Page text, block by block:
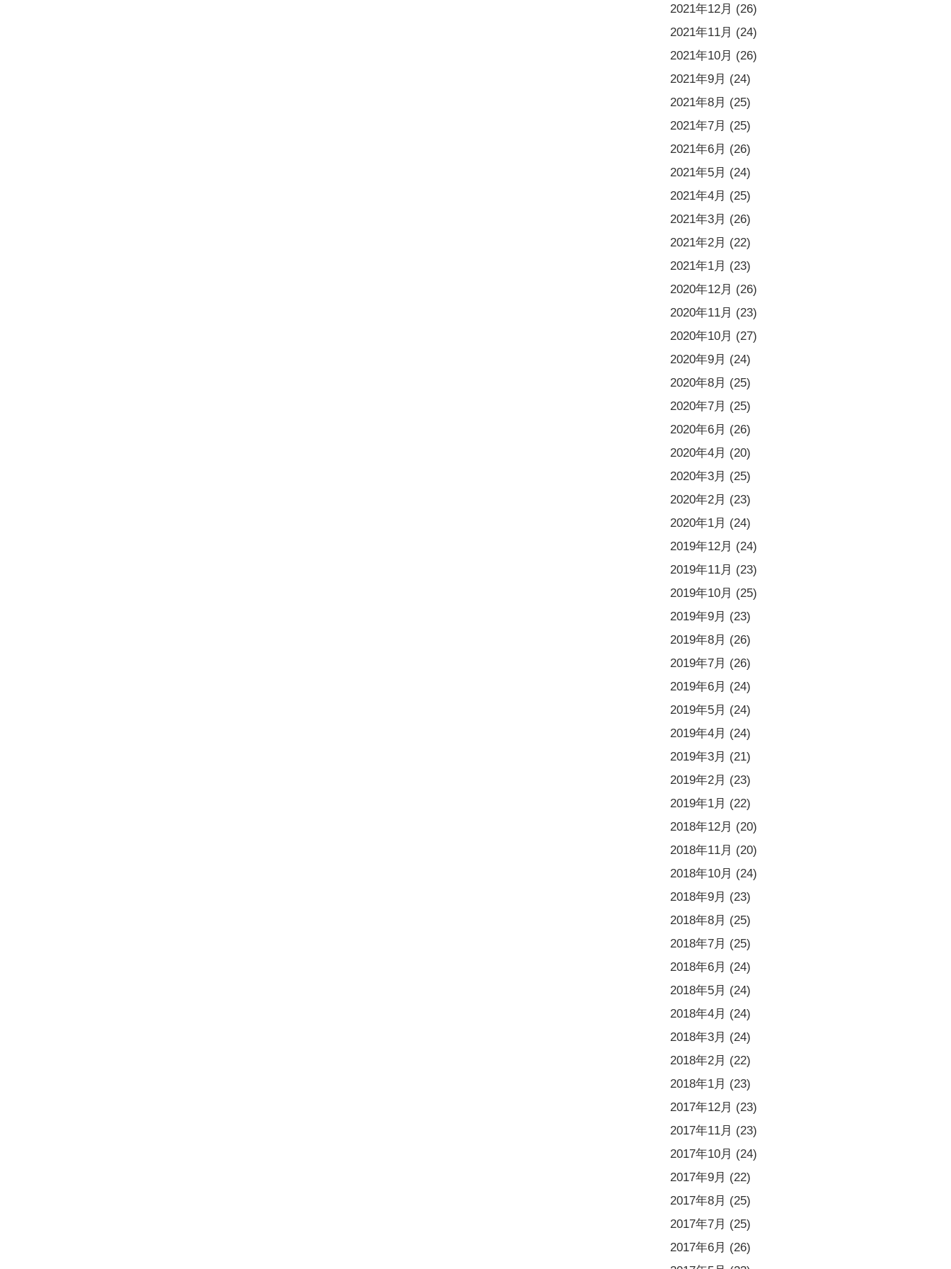
2021年12月 (26)
2021年11月 (24)
2021年10月 (26)
2021年9月 (24)
2021年8月 (25)
2021年7月 (25)
2021年6月 (26)
2021年5月 (24)
2021年4月 (25)
2021年3月 (26)
2021年2月 (22)
2021年1月 (23)
2020年12月 (26)
2020年11月 (23)
2020年10月 (27)
2020年9月 (24)
2020年8月 (25)
2020年7月 (25)
2020年6月 (26)
2020年4月 (20)
2020年3月 (25)
2020年2月 (23)
2020年1月 (24)
2019年12月 (24)
2019年11月 (23)
2019年10月 (25)
2019年9月 (23)
2019年8月 (26)
2019年7月 (26)
2019年6月 (24)
2019年5月 (24)
2019年4月 (24)
2019年3月 (21)
2019年2月 (23)
2019年1月 (22)
2018年12月 (20)
2018年11月 (20)
2018年10月 (24)
2018年9月 (23)
2018年8月 (25)
2018年7月 (25)
2018年6月 (24)
2018年5月 (24)
2018年4月 (24)
2018年3月 (24)
2018年2月 (22)
2018年1月 (23)
2017年12月 (23)
2017年11月 (23)
2017年10月 (24)
2017年9月 (22)
2017年8月 (25)
2017年7月 (25)
2017年6月 (26)